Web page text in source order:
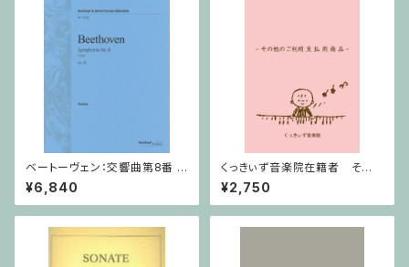
ベートーヴェン：交響曲第8番 /
フルスコア
¥6,840
くっきぃず音楽院在籍者 その
他のご利用支払用商品 ワニく
んのキーボード
¥2,750